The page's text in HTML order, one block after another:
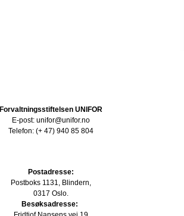
Forvaltningsstiftelsen UNIFOR
E-post: unifor@unifor.no
Telefon: (+ 47) 940 85 804
Postadresse:
Postboks 1131, Blindern,
0317 Oslo.
Besøksadresse: